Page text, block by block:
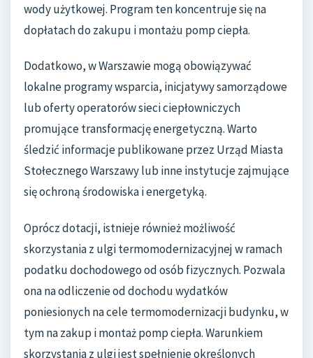
wody użytkowej. Program ten koncentruje się na
dopłatach do zakupu i montażu pomp ciepła.
Dodatkowo, w Warszawie mogą obowiązywać
lokalne programy wsparcia, inicjatywy samorządowe
lub oferty operatorów sieci ciepłowniczych
promujące transformację energetyczną. Warto
śledzić informacje publikowane przez Urząd Miasta
Stołecznego Warszawy lub inne instytucje zajmujące
się ochroną środowiska i energetyką.
Oprócz dotacji, istnieje również możliwość
skorzystania z ulgi termomodernizacyjnej w ramach
podatku dochodowego od osób fizycznych. Pozwala
ona na odliczenie od dochodu wydatków
poniesionych na cele termomodernizacji budynku, w
tym na zakup i montaż pomp ciepła. Warunkiem
skorzystania z ulgi jest spełnienie określonych